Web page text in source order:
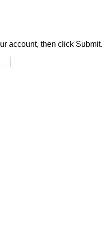
account, then click